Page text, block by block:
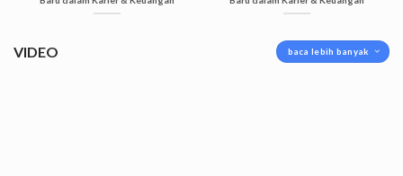
VIDEO baca lebih banyak